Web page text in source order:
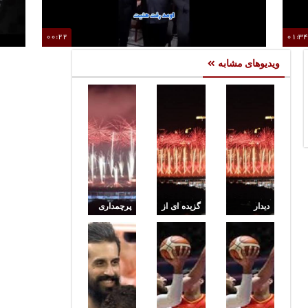
01:34
00:22
ویدیوهای مشابه
دیدار
فاتحان
جاکارتا با
رهبر
گزیده ای از
مراسم
احتتامیه
جاکارتا
پرچمداری
شهسواری
در اختتامیه
جاکارتا